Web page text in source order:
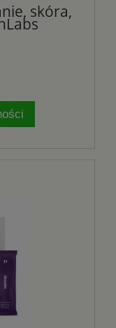
skóra,